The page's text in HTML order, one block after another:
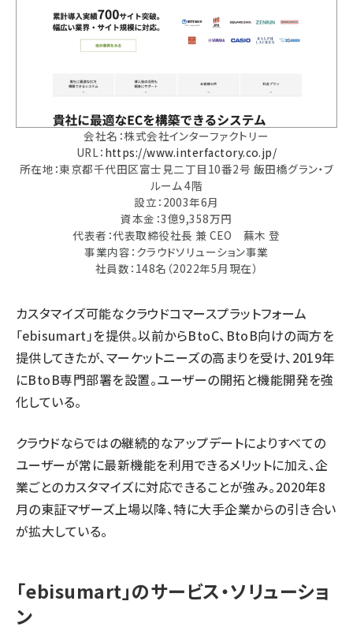
会社名：株式会社インターファクトリー
URL： https://www.interfactory.co.jp/
所在地：東京都千代田区富士見二丁目10番2号 飯田橋グラン・ブ
ルーム 4階
設立：2003年6月
資本金：3億9,358万円
代表者：代表取締役社長 兼 CEO 蕪木 登
事業内容：クラウドソリューション事業
社員数：148名（2022年5月現在）
カスタマイズ可能なクラウドコマースプラットフォーム
「ebisumart」を提供。以前からBtoC、BtoB向けの両方を
提供してきたが、マーケットニーズの高まりを受け、2019年
にBtoB専門部署を設置。ユーザーの開拓と機能開発を強
化している。
クラウドならではの継続的なアップデートによりすべての
ユーザーが常に最新機能を利用できるメリットに加え、企
業ごとのカスタマイズに対応できることが強み。2020年8
月の東証マザーズ上場以降、特に大手企業からの引き合い
が拡大している。
「ebisumart」のサービス・ソリューショ
ン